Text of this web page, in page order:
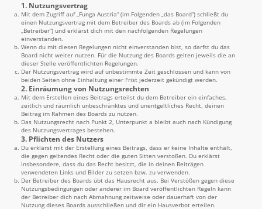
1. Nutzungsvertrag
Mit dem Zugriff auf „Funga Austria“ (im Folgenden „das Board“) schließt du
einen Nutzungsvertrag mit dem Betreiber des Boards ab (im Folgenden
„Betreiber“) und erklärst dich mit den nachfolgenden Regelungen
einverstanden.
Wenn du mit diesen Regelungen nicht einverstanden bist, so darfst du das
Board nicht weiter nutzen. Für die Nutzung des Boards gelten jeweils die an
dieser Stelle veröffentlichten Regelungen.
Der Nutzungsvertrag wird auf unbestimmte Zeit geschlossen und kann von
beiden Seiten ohne Einhaltung einer Frist jederzeit gekündigt werden.
2. Einräumung von Nutzungsrechten
Mit dem Erstellen eines Beitrags erteilst du dem Betreiber ein einfaches,
zeitlich und räumlich unbeschränktes und unentgeltliches Recht, deinen
Beitrag im Rahmen des Boards zu nutzen.
Das Nutzungsrecht nach Punkt 2, Unterpunkt a bleibt auch nach Kündigung
des Nutzungsvertrages bestehen.
3. Pflichten des Nutzers
Du erklärst mit der Erstellung eines Beitrags, dass er keine Inhalte enthält,
die gegen geltendes Recht oder die guten Sitten verstoßen. Du erklärst
insbesondere, dass du das Recht besitzt, die in deinen Beiträgen
verwendeten Links und Bilder zu setzen bzw. zu verwenden.
Der Betreiber des Boards übt das Hausrecht aus. Bei Verstößen gegen diese
Nutzungsbedingungen oder anderer im Board veröffentlichten Regeln kann
der Betreiber dich nach Abmahnung zeitweise oder dauerhaft von der
Nutzung dieses Boards ausschließen und dir ein Hausverbot erteilen.